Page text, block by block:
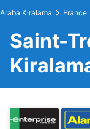
Araba Kiralama France
Saint-